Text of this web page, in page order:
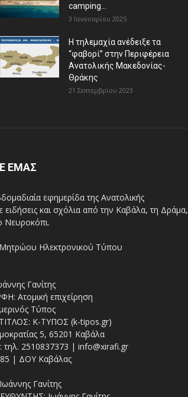
camping...
3 Ιανουαρίου 2025
Η τηλεμαχία ανέδειξε τα
“φαβορί” στην Περιφέρεια
Ανατολικής Μακεδονίας-
Θράκης
21 Σεπτεμβρίου 2023
ΕΜΑΣ
εφημερίδα της Ανατολικής
ειδήσεις και σχόλια από την Καβάλα, τη Δράμα,
Νευροκόπι.
Γανίτης
Ατομική επιχείρηση
Τύπος
Κ-ΤΥΠΟΣ (k-tipos.gr)
5, 65201 Καβάλα
τηλ. 2510837373 | info@xirafi.gr
| ΔΟΥ Καβάλας
Γανίτης